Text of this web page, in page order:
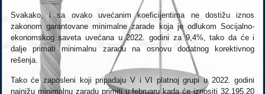
Svakako, i sa ovako uvećanim koeficijentima ne dostižu iznos
zakonom garantovane minimalne zarade koja je odlukom Socijalno-
ekonomskog saveta uvećana u 2022. godini za 9,4%, tako da će i
dalje primati minimalnu zaradu na osnovu dodatnog korektivnog
rešenja.
Tako će zaposleni koji pripadaju V i VI platnoj grupi u 2022. godini
najnižu minimalnu zaradu primiti u februaru kada će iznositi 32.195,20